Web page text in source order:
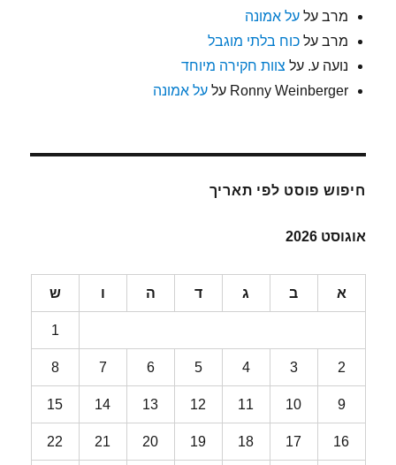
מרב עלעל אמונה
מרב עלכוח בלתי מוגבל
נועה ע. על צוות חקירה מיוחד
Ronny Weinberger עלעל אמונה
חיפוש פוסט לפי תאריך
אוגוסט 2026
א ב ג ד ה ו ש
1
2
3
4
5
6
7
8
9
10
11
12
13
14
15
16
17
18
19
20
21
22